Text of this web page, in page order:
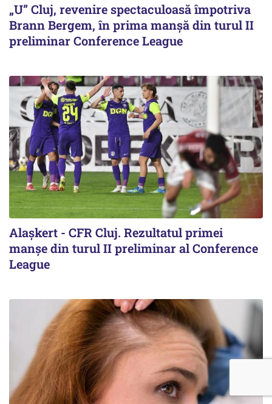
„U” Cluj, revenire spectaculoasă împotriva
Brann Bergem, în prima manșă din turul II
preliminar Conference League
Alaşkert - CFR Cluj. Rezultatul primei
manșe din turul II preliminar al Conference
League